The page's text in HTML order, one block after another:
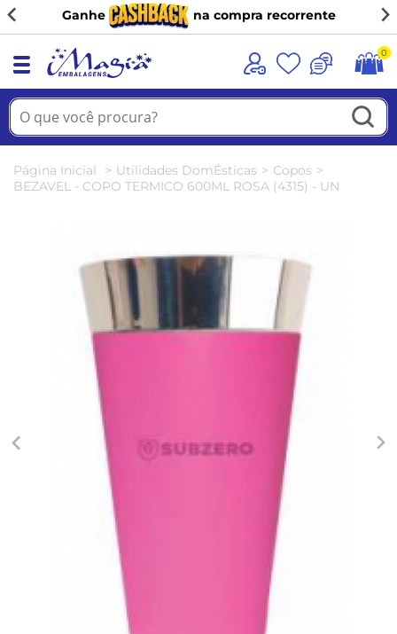
Ganhe na compra recorrente
0
Página Inicial Utilidades DomÉsticas
Copos
BEZAVEL - COPO TERMICO 600ML ROSA (4315) - UN